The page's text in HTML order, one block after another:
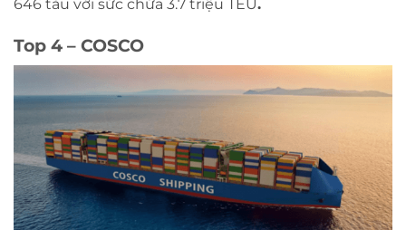
646 tàu với sức chứa 3.7 triệu TEU.
Top 4 – COSCO